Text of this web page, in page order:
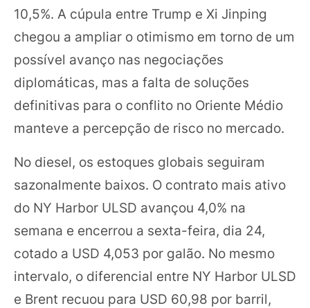
10,5%. A cúpula entre Trump e Xi Jinping
chegou a ampliar o otimismo em torno de um
possível avanço nas negociações
diplomáticas, mas a falta de soluções
definitivas para o conflito no Oriente Médio
manteve a percepção de risco no mercado.
No diesel, os estoques globais seguiram
sazonalmente baixos. O contrato mais ativo
do NY Harbor ULSD avançou 4,0% na
semana e encerrou a sexta-feira, dia 24,
cotado a USD 4,053 por galão. No mesmo
intervalo, o diferencial entre NY Harbor ULSD
e Brent recuou para USD 60,98 por barril,